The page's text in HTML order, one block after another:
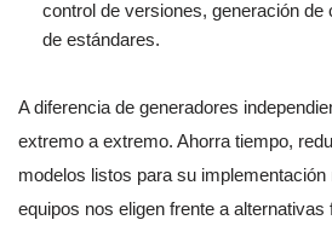
control de versiones, generación de
de estándares.
A diferencia de generadores
extremo a extremo. Ahorra tiempo,
modelos listos para su implementación
equipos nos eligen frente a alternativas